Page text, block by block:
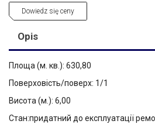
Dowiedz się ceny
Opis
Площа (м. кв.): 630,80
Поверховість/поверх: 1/1
Висота (м.): 6,00
Стан:придатний до експлуатації